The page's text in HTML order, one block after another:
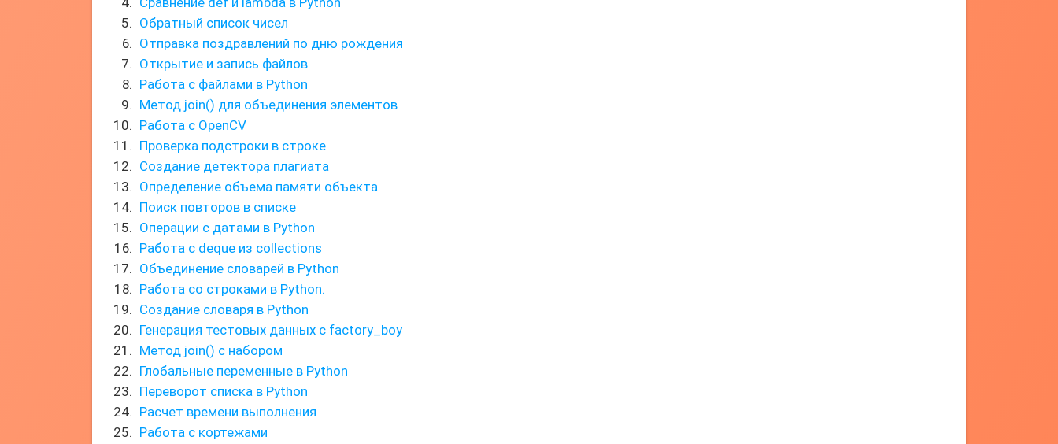
Обратный список чисел
Отправка поздравлений по дню рождения
Открытие и запись файлов
Работа с файлами в Python
Метод join() для объединения элементов
Работа с OpenCV
Проверка подстроки в строке
Создание детектора плагиата
Определение объема памяти объекта
Поиск повторов в списке
Операции с датами в Python
Работа с deque из collections
Объединение словарей в Python
Работа со строками в Python.
Создание словаря в Python
Генерация тестовых данных с factory_boy
Метод join() с набором
Глобальные переменные в Python
Переворот списка в Python
Расчет времени выполнения
Работа с кортежами